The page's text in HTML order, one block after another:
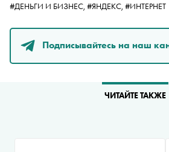
#ДЕНЬГИ И БИЗНЕС, #ЯНДЕКС, #ИНТЕРНЕТ
Подписывайтесь на наш
ЧИТАЙТЕ ТАКЖЕ